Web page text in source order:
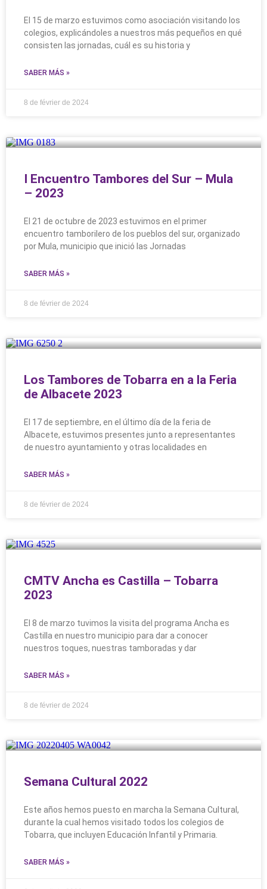
El 15 de marzo estuvimos como asociación visitando los
colegios, explicándoles a nuestros más pequeños en qué
consisten las jornadas, cuál es su historia y
SABER MÁS »
8 de février de 2024
I Encuentro Tambores del Sur – Mula
– 2023
El 21 de octubre de 2023 estuvimos en el primer
encuentro tamborilero de los pueblos del sur, organizado
por Mula, municipio que inició las Jornadas
SABER MÁS »
8 de février de 2024
Los Tambores de Tobarra en a la Feria
de Albacete 2023
El 17 de septiembre, en el último día de la feria de
Albacete, estuvimos presentes junto a representantes
de nuestro ayuntamiento y otras localidades en
SABER MÁS »
8 de février de 2024
CMTV Ancha es Castilla – Tobarra
2023
El 8 de marzo tuvimos la visita del programa Ancha es
Castilla en nuestro municipio para dar a conocer
nuestros toques, nuestras tamboradas y dar
SABER MÁS »
8 de février de 2024
Semana Cultural 2022
Este años hemos puesto en marcha la Semana Cultural,
durante la cual hemos visitado todos los colegios de
Tobarra, que incluyen Educación Infantil y Primaria.
SABER MÁS »